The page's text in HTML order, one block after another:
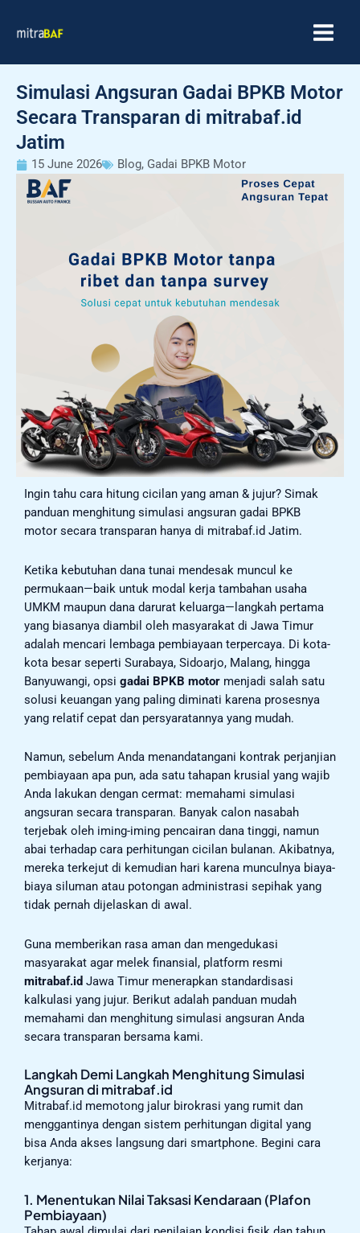
Simulasi Angsuran Gadai BPKB Motor
Secara Transparan di mitrabaf.id
Jatim
15 June 2026 Blog, Gadai BPKB Motor
Ingin tahu cara hitung cicilan yang aman & jujur? Simak
panduan menghitung simulasi angsuran gadai BPKB
motor secara transparan hanya di mitrabaf.id Jatim.
Ketika kebutuhan dana tunai mendesak muncul ke
permukaan—baik untuk modal kerja tambahan usaha
UMKM maupun dana darurat keluarga—langkah pertama
yang biasanya diambil oleh masyarakat di Jawa Timur
adalah mencari lembaga pembiayaan terpercaya. Di kota-
kota besar seperti Surabaya, Sidoarjo, Malang, hingga
Banyuwangi, opsi gadai BPKB motor menjadi salah satu
solusi keuangan yang paling diminati karena prosesnya
yang relatif cepat dan persyaratannya yang mudah.
Namun, sebelum Anda menandatangani kontrak perjanjian
pembiayaan apa pun, ada satu tahapan krusial yang wajib
Anda lakukan dengan cermat: memahami simulasi
angsuran secara transparan. Banyak calon nasabah
terjebak oleh iming-iming pencairan dana tinggi, namun
abai terhadap cara perhitungan cicilan bulanan. Akibatnya,
mereka terkejut di kemudian hari karena munculnya biaya-
biaya siluman atau potongan administrasi sepihak yang
tidak pernah dijelaskan di awal.
Guna memberikan rasa aman dan mengedukasi
masyarakat agar melek finansial, platform resmi
mitrabaf.id Jawa Timur menerapkan standardisasi
kalkulasi yang jujur. Berikut adalah panduan mudah
memahami dan menghitung simulasi angsuran Anda
secara transparan bersama kami.
Langkah Demi Langkah Menghitung Simulasi
Angsuran di mitrabaf.id
Mitrabaf.id memotong jalur birokrasi yang rumit dan
menggantinya dengan sistem perhitungan digital yang
bisa Anda akses langsung dari smartphone. Begini cara
kerjanya:
1. Menentukan Nilai Taksasi Kendaraan (Plafon
Pembiayaan)